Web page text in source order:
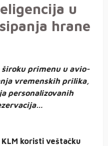
u
hrane
široku primenu u avio-
vremenskih prilika,
personalizovanih
koristi veštačku